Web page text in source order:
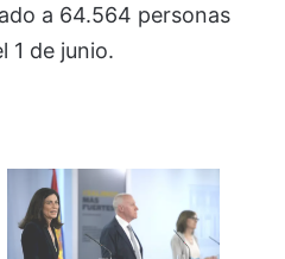
a 64.564 personas
1 de junio.